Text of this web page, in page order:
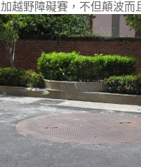
越野障礙賽，不但顛波而